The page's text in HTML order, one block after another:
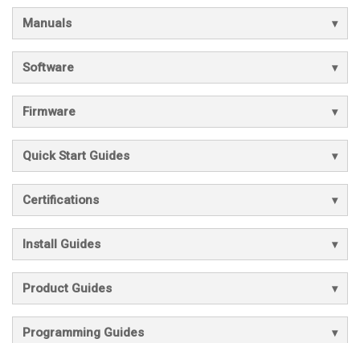
Manuals
Software
Firmware
Quick Start Guides
Certifications
Install Guides
Product Guides
Programming Guides